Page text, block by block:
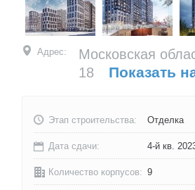
Адрес:
Московская
18
Показать
Этап строительства: Отделка
Дата сдачи: 4-й кв.
Количество корпусов: 9